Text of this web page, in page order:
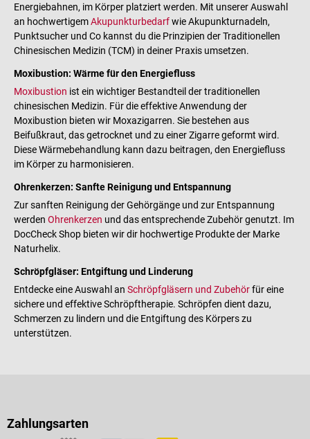
Energiebahnen, im Körper platziert werden. Mit unserer Auswahl
an hochwertigemAkupunkturbedarfwie Akupunkturnadeln,
Punktsucher und Co kannst du die Prinzipien der Traditionellen
Chinesischen Medizin (TCM) in deiner Praxis umsetzen.
Moxibustion: Wärme für den Energiefluss
Moxibustion ist ein wichtiger Bestandteil der traditionellen
chinesischen Medizin. Für die effektive Anwendung der
Moxibustion bieten wir Moxazigarren. Sie bestehen aus
Beifußkraut, das getrocknet und zu einer Zigarre geformt wird.
Diese Wärmebehandlung kann dazu beitragen, den Energiefluss
im Körper zu harmonisieren.
Ohrenkerzen: Sanfte Reinigung und Entspannung
Zur sanften Reinigung der Gehörgänge und zur Entspannung
werden Ohrenkerzen und das entsprechende Zubehör genutzt. Im
DocCheck Shop bieten wir dir hochwertige Produkte der Marke
Naturhelix.
Schröpfgläser: Entgiftung und Linderung
Entdecke eine Auswahl an Schröpfgläsern und Zubehörfür eine
sichere und effektive Schröpftherapie. Schröpfen dient dazu,
Schmerzen zu lindern und die Entgiftung des Körpers zu
unterstützen.
Zahlungsarten